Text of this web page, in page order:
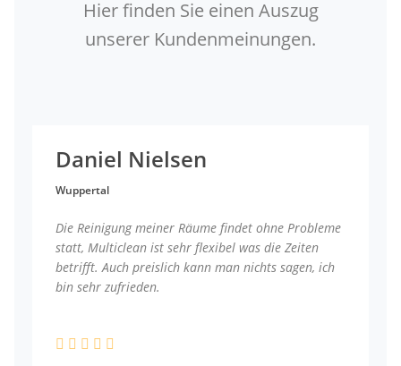
Hier finden Sie einen Auszug
unserer Kundenmeinungen.
Daniel Nielsen
Wuppertal
Die Reinigung meiner Räume findet ohne Probleme
statt, Multiclean ist sehr flexibel was die Zeiten
betrifft. Auch preislich kann man nichts sagen, ich
bin sehr zufrieden.